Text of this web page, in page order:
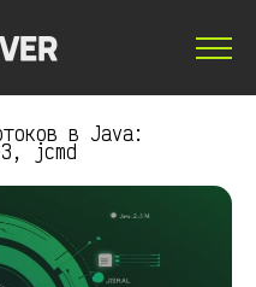
в Java:
jcmd